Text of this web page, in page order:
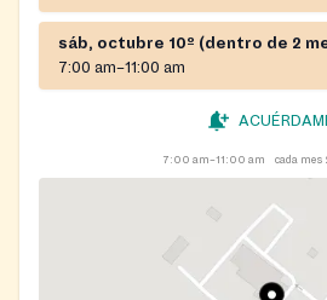
sáb, octubre 10º (dentro de 2
7:00 am–11:00 am
7:00 am–11:00 am cada mes